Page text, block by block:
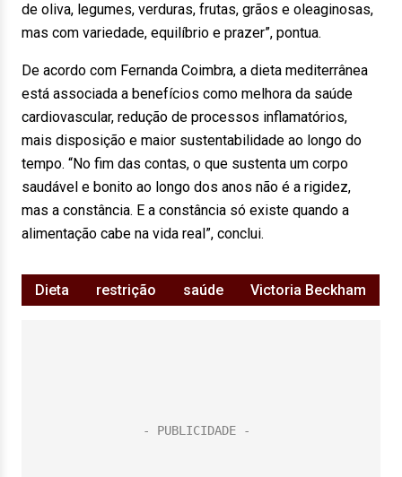
de oliva, legumes, verduras, frutas, grãos e oleaginosas,
mas com variedade, equilíbrio e prazer”, pontua.
De acordo com Fernanda Coimbra, a dieta mediterrânea
está associada a benefícios como melhora da saúde
cardiovascular, redução de processos inflamatórios,
mais disposição e maior sustentabilidade ao longo do
tempo. “No fim das contas, o que sustenta um corpo
saudável e bonito ao longo dos anos não é a rigidez,
mas a constância. E a constância só existe quando a
alimentação cabe na vida real”, conclui.
Dieta restrição saúde Victoria Beckham